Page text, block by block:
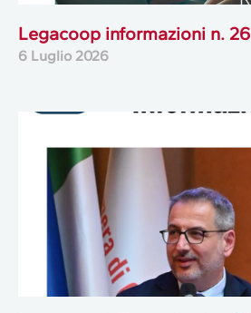
Legacoop informazioni n. 26
6 Luglio 2026